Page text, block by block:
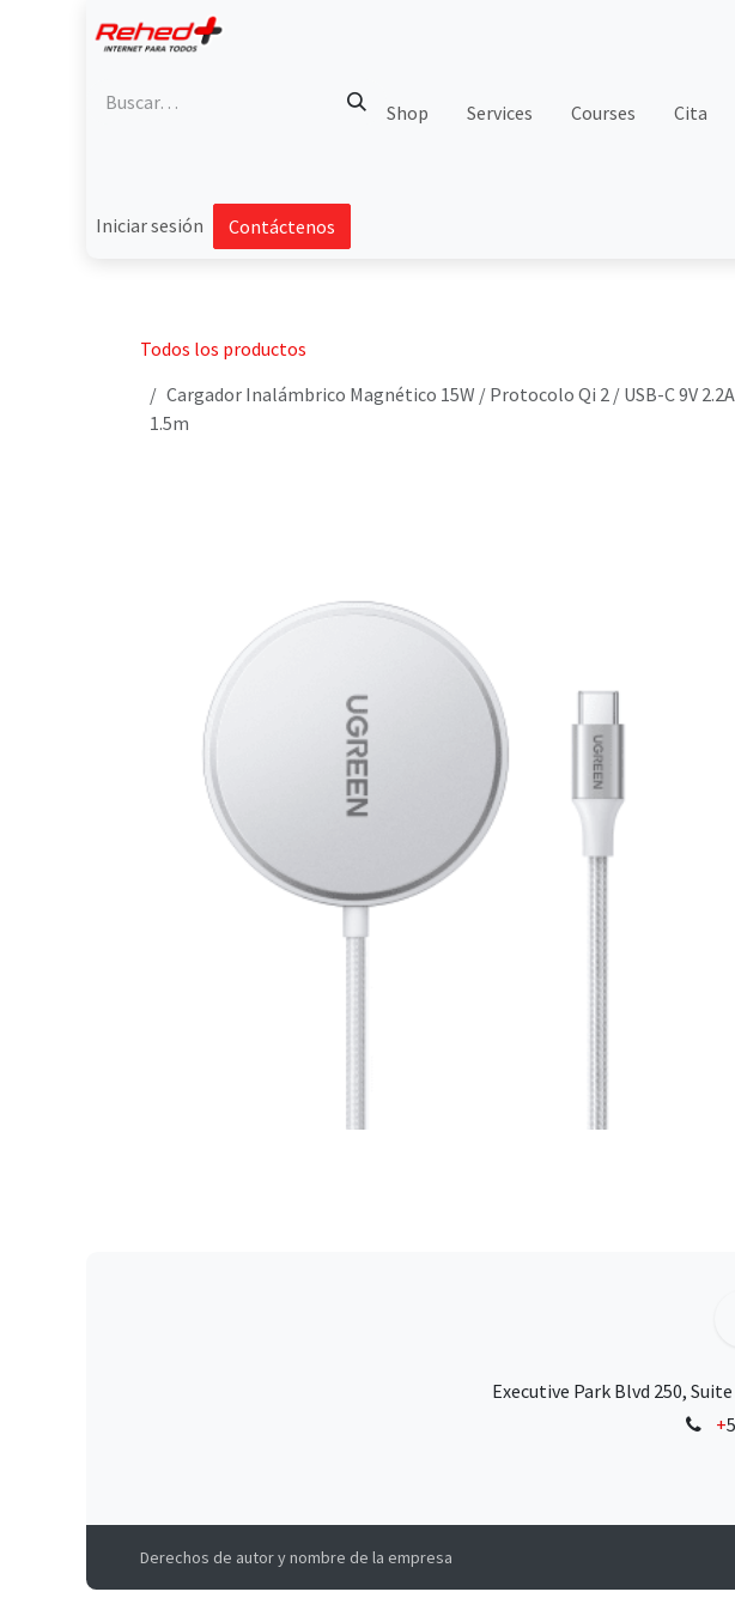
Shop Services Courses Cita
Iniciar sesión Contáctenos
Todos los productos
Cargador Inalámbrico Magnético 15W / Protocolo Qi 2 / USB-C 9V
1.5m
Executive Park Blvd 250,
+
Derechos de autor y nombre de la empresa